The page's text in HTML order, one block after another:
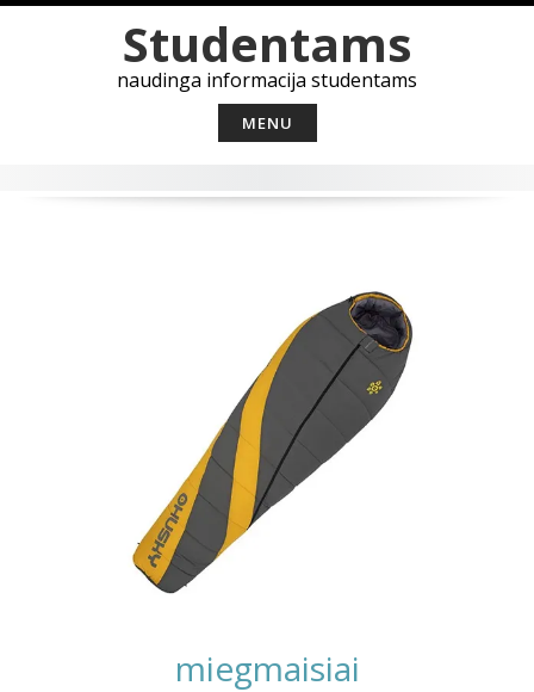
to
content
Studentams
naudinga informacija studentams
MENU
miegmaisiai